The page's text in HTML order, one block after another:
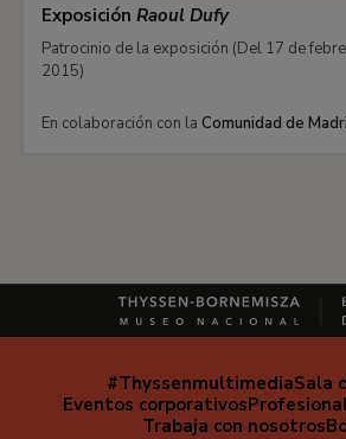
Exposición Raoul Dufy
Patrocinio de la exposición (Del 17 de
2015)
En colaboración con la Comunidad de
Navegación
secundaria
#ThyssenmultimediaSala
Eventos corporativos
Trabaja con nosotros